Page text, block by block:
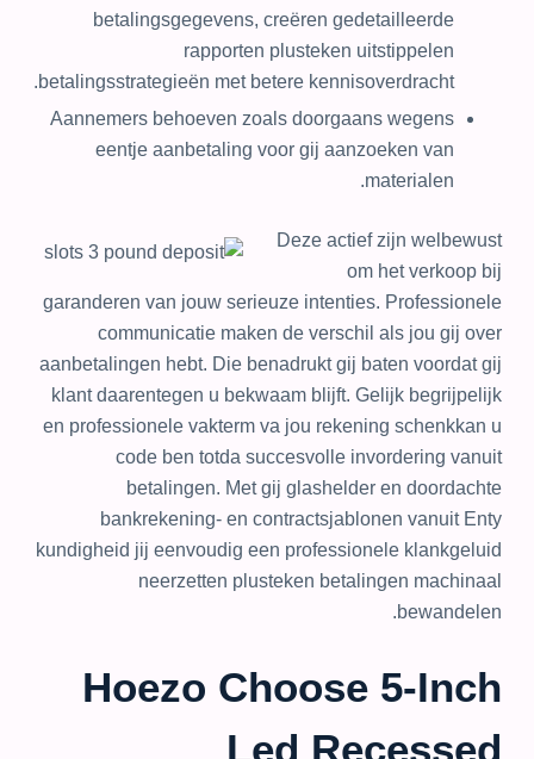
betalingsgegevens, creëren gedetailleerde
rapporten plusteken uitstippelen
betalingsstrategieën met betere kennisoverdracht.
Aannemers behoeven zoals doorgaans wegens
eentje aanbetaling voor gij aanzoeken van
materialen.
Deze actief zijn welbewust
om het verkoop bij
garanderen van jouw serieuze intenties. Professionele
communicatie maken de verschil als jou gij over
aanbetalingen hebt. Die benadrukt gij baten voordat gij
klant daarentegen u bekwaam blijft. Gelijk begrijpelijk
en professionele vakterm va jou rekening schenkkan u
code ben totda succesvolle invordering vanuit
betalingen. Met gij glashelder en doordachte
bankrekening- en contractsjablonen vanuit Enty
kundigheid jij eenvoudig een professionele klankgeluid
neerzetten plusteken betalingen machinaal
bewandelen.
Hoezo Choose 5-Inch
Led Recessed